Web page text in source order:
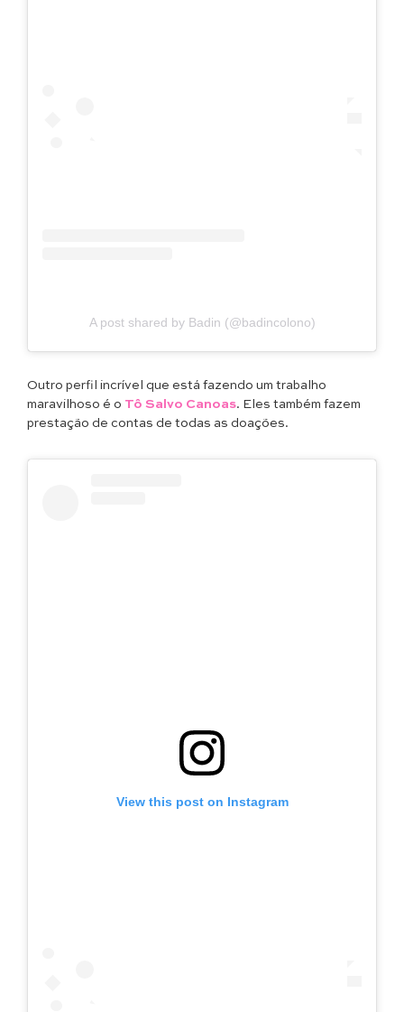
A post shared by Badin (@badincolono)
Outro perfil incrível que está fazendo um trabalho
maravilhoso é o Tô Salvo Canoas. Eles também fazem
prestação de contas de todas as doações.
View this post on Instagram